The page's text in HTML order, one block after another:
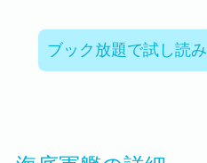
ブック放題で試し読み